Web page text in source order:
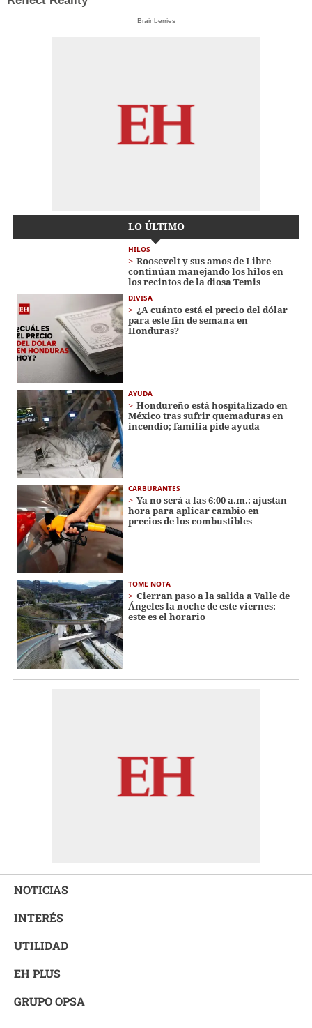
Brainberries
LO ÚLTIMO
HILOS
Roosevelt y sus amos de Libre
continúan manejando los hilos en
los recintos de la diosa Temis
DIVISA
¿A cuánto está el precio del dólar
para este fin de semana en
Honduras?
AYUDA
Hondureño está hospitalizado en
México tras sufrir quemaduras en
incendio; familia pide ayuda
CARBURANTES
Ya no será a las 6:00 a.m.: ajustan
hora para aplicar cambio en
precios de los combustibles
TOME NOTA
Cierran paso a la salida a Valle de
Ángeles la noche de este viernes:
este es el horario
NOTICIAS
INTERÉS
UTILIDAD
EH PLUS
GRUPO OPSA